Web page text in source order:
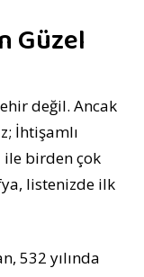
Güzel
değil. Ancak
İhtişamlı
ile birden çok
listenizde ilk
532 yılında